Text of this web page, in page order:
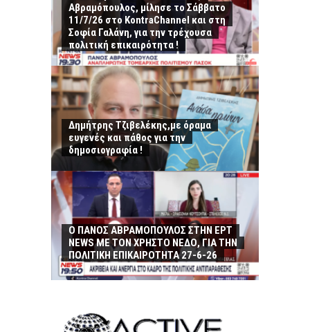
Αβραμόπουλος, μίλησε το Σάββατο
11/7/26 στο KontraChannel και στη
Σοφία Γαλάνη, για την τρέχουσα
πολιτική επικαιρότητα !
Δημήτρης Τζιβελέκης,με όραμα
ευγενές και πάθος για την
δημοσιογραφία !
Ο ΠΑΝΟΣ ΑΒΡΑΜΟΠΟΥΛΟΣ ΣΤΗΝ ΕΡΤ
NEWS ΜΕ ΤΟΝ ΧΡΗΣΤΟ ΝΕΔΟ, ΓΙΑ ΤΗΝ
ΠΟΛΙΤΙΚΗ ΕΠΙΚΑΙΡΟΤΗΤΑ 27-6-26